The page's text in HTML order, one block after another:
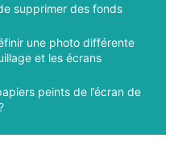
supprimer des fonds
une photo différente
et les écrans
peints de l’écran de